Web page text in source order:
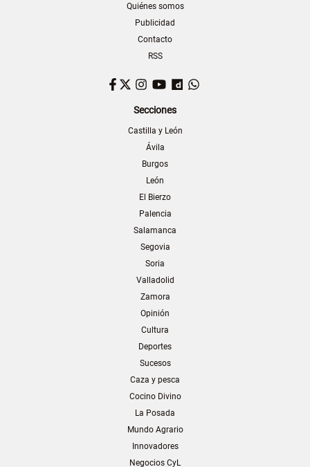
Quiénes somos
Publicidad
Contacto
RSS
Facebook
TwitterInstagram
YouTubeDailymotion
Secciones
Castilla y León
Ávila
Burgos
León
El Bierzo
Palencia
Salamanca
Segovia
Soria
Valladolid
Zamora
Opinión
Cultura
Deportes
Sucesos
Caza y pesca
Cocino Divino
La Posada
Mundo Agrario
Innovadores
Negocios CyL